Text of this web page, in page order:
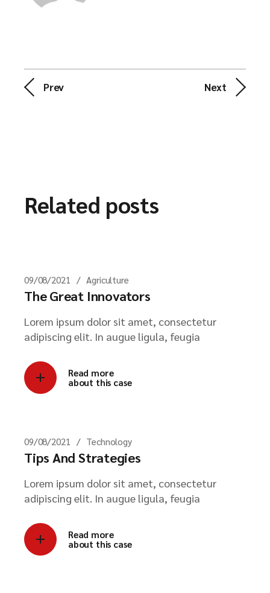
Prev Next
Related posts
09/08/2021 Agriculture
The Great Innovators
Lorem ipsum dolor sit amet, consectetur
adipiscing elit. In augue ligula, feugia
Read more
about this case
09/08/2021 Technology
Tips And Strategies
Lorem ipsum dolor sit amet, consectetur
adipiscing elit. In augue ligula, feugia
Read more
about this case